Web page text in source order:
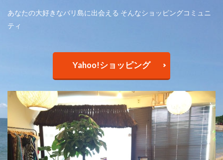
あなたの大好きなバリ島に出会える そんなショッピングコミュニ
ティ
Yahoo!ショッピング